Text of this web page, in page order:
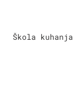
Škola kuhanja